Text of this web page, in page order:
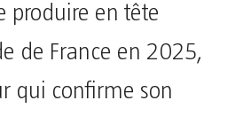
produire en tête
de France en 2025,
qui confirme son